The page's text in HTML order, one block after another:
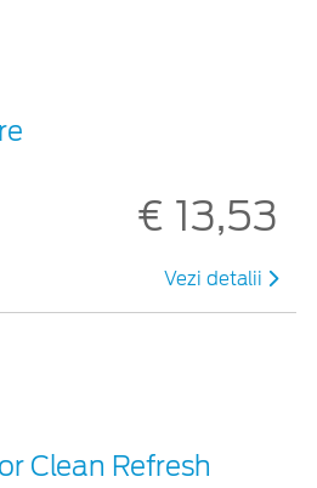
€ 13,53
Vezi detalii
Clean Refresh